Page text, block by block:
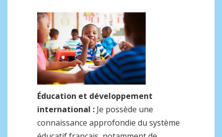
Éducation et développement
international : Je possède une
connaissance approfondie du système